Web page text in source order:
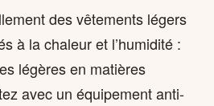
des vêtements légers
à la chaleur et l’humidité :
légères en matières
avec un équipement anti-